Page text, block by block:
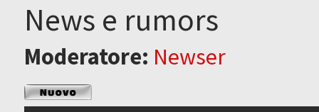
News e rumors
Moderatore: Newser
Scrivi un nuovo
argomento